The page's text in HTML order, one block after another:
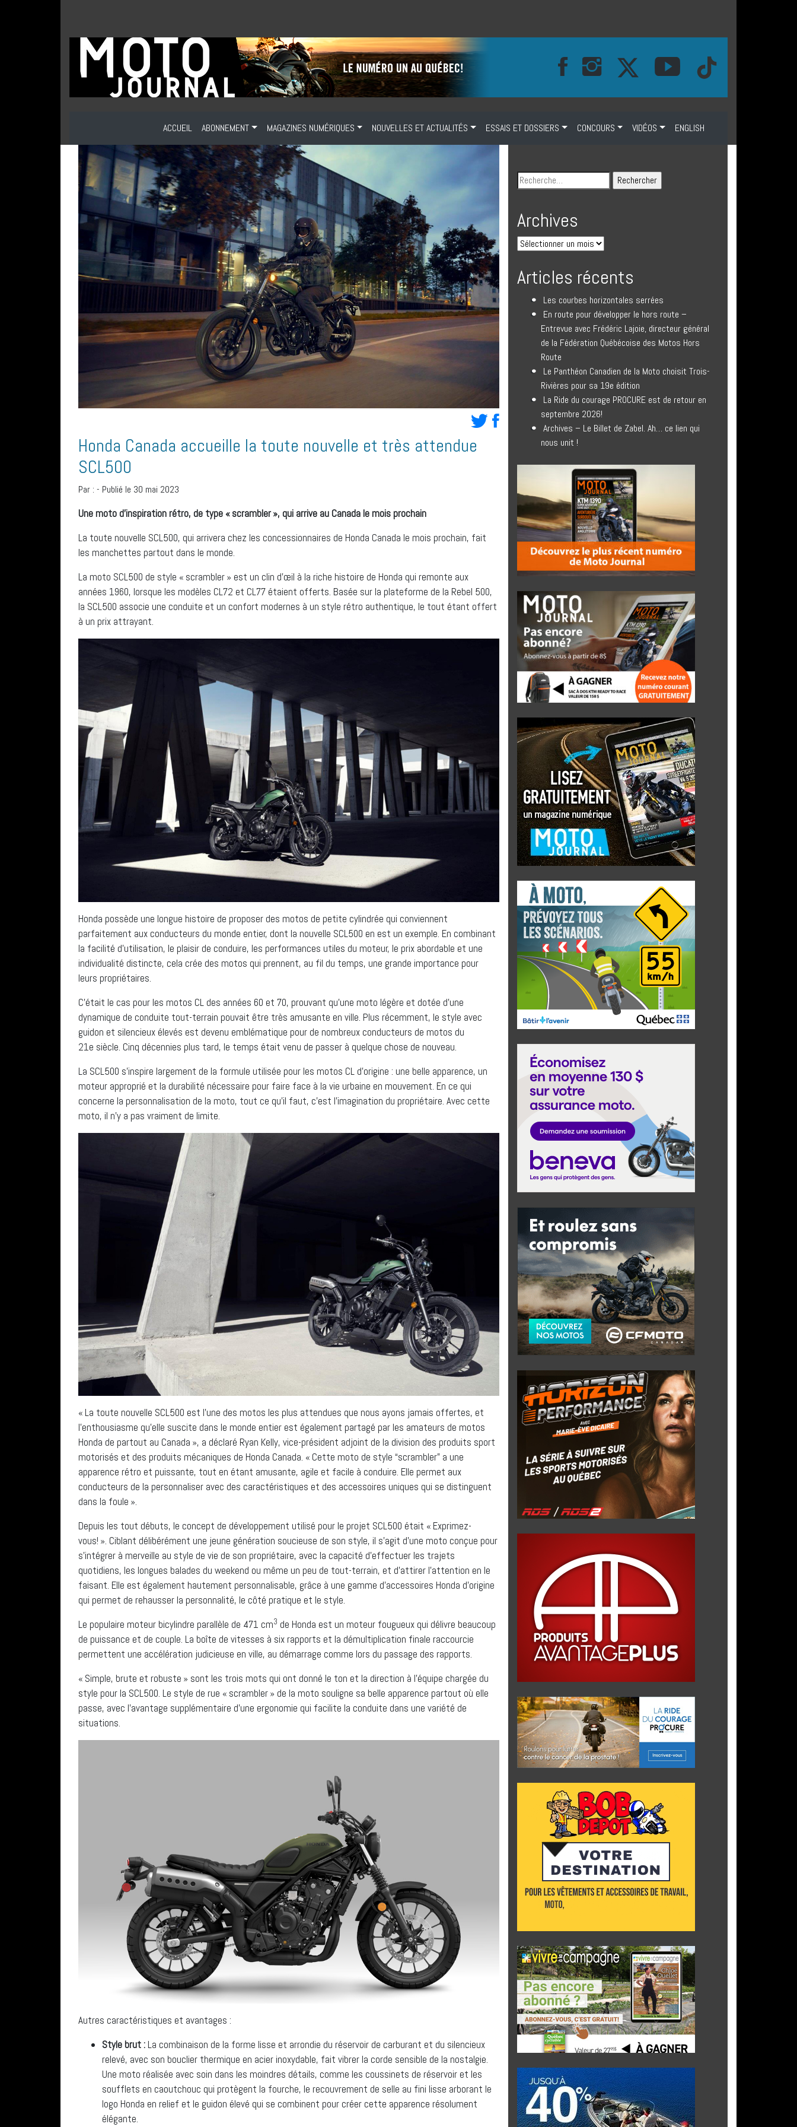
ACCUEIL ABONNEMENT MAGAZINES NUMÉRIQUES NOUVELLES ET ACTUALITÉS ESSAIS ET DOSSIERS CONCOURS VIDÉOS ENGLISH
Honda Canada accueille la toute nouvelle et très attendue
SCL500
Par : - Publié le 30 mai 2023
Une moto d’inspiration rétro, de type « scrambler », qui arrive au Canada le mois prochain
La toute nouvelle SCL500, qui arrivera chez les concessionnaires de Honda Canada le mois prochain, fait
les manchettes partout dans le monde.
La moto SCL500 de style « scrambler » est un clin d’œil à la riche histoire de Honda qui remonte aux
années 1960, lorsque les modèles CL72 et CL77 étaient offerts. Basée sur la plateforme de la Rebel 500,
la SCL500 associe une conduite et un confort modernes à un style rétro authentique, le tout étant offert
à un prix attrayant.
Honda possède une longue histoire de proposer des motos de petite cylindrée qui conviennent
parfaitement aux conducteurs du monde entier, dont la nouvelle SCL500 en est un exemple. En combinant
la facilité d’utilisation, le plaisir de conduire, les performances utiles du moteur, le prix abordable et une
individualité distincte, cela crée des motos qui prennent, au fil du temps, une grande importance pour
leurs propriétaires.
C’était le cas pour les motos CL des années 60 et 70, prouvant qu’une moto légère et dotée d’une
dynamique de conduite tout-terrain pouvait être très amusante en ville. Plus récemment, le style avec
guidon et silencieux élevés est devenu emblématique pour de nombreux conducteurs de motos du
21e siècle. Cinq décennies plus tard, le temps était venu de passer à quelque chose de nouveau.
La SCL500 s’inspire largement de la formule utilisée pour les motos CL d’origine : une belle apparence, un
moteur approprié et la durabilité nécessaire pour faire face à la vie urbaine en mouvement. En ce qui
concerne la personnalisation de la moto, tout ce qu’il faut, c’est l’imagination du propriétaire. Avec cette
moto, il n’y a pas vraiment de limite.
« La toute nouvelle SCL500 est l’une des motos les plus attendues que nous ayons jamais offertes, et
l’enthousiasme qu’elle suscite dans le monde entier est également partagé par les amateurs de motos
Honda de partout au Canada », a déclaré Ryan Kelly, vice-président adjoint de la division des produits sport
motorisés et des produits mécaniques de Honda Canada. « Cette moto de style “scrambler” a une
apparence rétro et puissante, tout en étant amusante, agile et facile à conduire. Elle permet aux
conducteurs de la personnaliser avec des caractéristiques et des accessoires uniques qui se distinguent
dans la foule ».
Depuis les tout débuts, le concept de développement utilisé pour le projet SCL500 était « Exprimez-
vous! ». Ciblant délibérément une jeune génération soucieuse de son style, il s’agit d’une moto conçue pour
s’intégrer à merveille au style de vie de son propriétaire, avec la capacité d’effectuer les trajets
quotidiens, les longues balades du weekend ou même un peu de tout-terrain, et d’attirer l’attention en le
faisant. Elle est également hautement personnalisable, grâce à une gamme d’accessoires Honda d’origine
qui permet de rehausser la personnalité, le côté pratique et le style.
Le populaire moteur bicylindre parallèle de 471 cm3 de Honda est un moteur fougueux qui délivre beaucoup
de puissance et de couple. La boîte de vitesses à six rapports et la démultiplication finale raccourcie
permettent une accélération judicieuse en ville, au démarrage comme lors du passage des rapports.
« Simple, brute et robuste » sont les trois mots qui ont donné le ton et la direction à l’équipe chargée du
style pour la SCL500. Le style de rue « scrambler » de la moto souligne sa belle apparence partout où elle
passe, avec l’avantage supplémentaire d’une ergonomie qui facilite la conduite dans une variété de
situations.
Autres caractéristiques et avantages :
Style brut : La combinaison de la forme lisse et arrondie du réservoir de carburant et du silencieux
relevé, avec son bouclier thermique en acier inoxydable, fait vibrer la corde sensible de la nostalgie.
Une moto réalisée avec soin dans les moindres détails, comme les coussinets de réservoir et les
soufflets en caoutchouc qui protègent la fourche, le recouvrement de selle au fini lisse arborant le
logo Honda en relief et le guidon élevé qui se combinent pour créer cette apparence résolument
élégante.
Archives
Articles récents
Les courbes horizontales serrées
En route pour développer le hors route –
Entrevue avec Frédéric Lajoie, directeur général
de la Fédération Québécoise des Motos Hors
Route
Le Panthéon Canadien de la Moto choisit Trois-
Rivières pour sa 19e édition
La Ride du courage PROCURE est de retour en
septembre 2026!
Archives – Le Billet de Zabel. Ah… ce lien qui
nous unit !